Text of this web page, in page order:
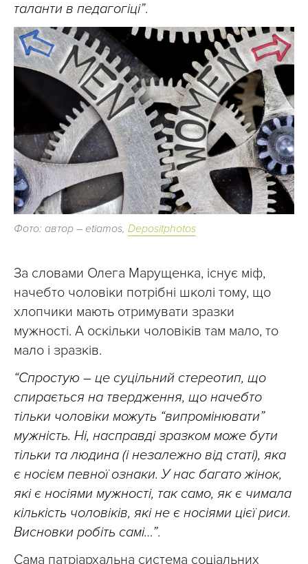
таланти в педагогіці”.
Фото: автор – etiamos, Depositphotos
За словами Олега Марущенка, існує міф,
начебто чоловіки потрібні школі тому, що
хлопчики мають отримувати зразки
мужності. А оскільки чоловіків там мало, то
мало і зразків.
“Спростую – це суцільний стереотип, що
спирається на твердження, що начебто
тільки чоловіки можуть “випромінювати”
мужність. Ні, насправді зразком може бути
тільки та людина (і незалежно від статі), яка
є носієм певної ознаки. У нас багато жінок,
які є носіями мужності, так само, як є чимала
кількість чоловіків, які не є носіями цієї риси.
Висновки робіть самі…”.
Сама патріархальна система соціальних